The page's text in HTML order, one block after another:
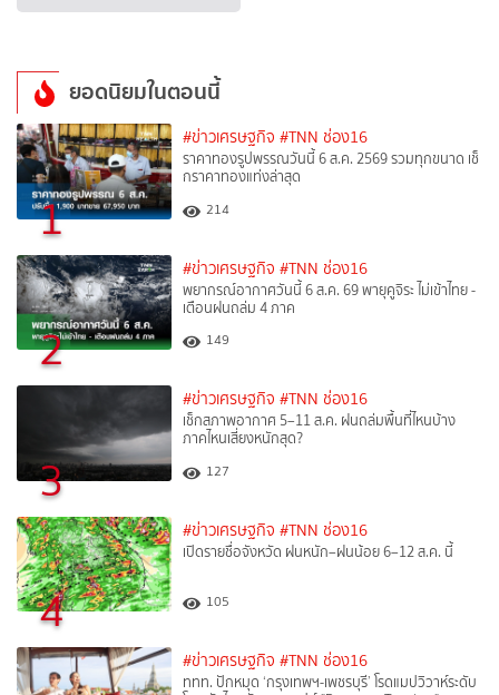
ยอดนิยมในตอนนี้
1
#ข่าวเศรษฐกิจ #TNN ช่อง16
ราคาทองรูปพรรณวันนี้ 6 ส.ค. 2569 รวมทุกขนาด เช็
กราคาทองแท่งล่าสุด
214
2
#ข่าวเศรษฐกิจ #TNN ช่อง16
พยากรณ์อากาศวันนี้ 6 ส.ค. 69 พายุคูจิระ ไม่เข้าไทย -
เตือนฝนถล่ม 4 ภาค
149
3
#ข่าวเศรษฐกิจ #TNN ช่อง16
เช็กสภาพอากาศ 5–11 ส.ค. ฝนถล่มพื้นที่ไหนบ้าง
ภาคไหนเสี่ยงหนักสุด?
127
4
#ข่าวเศรษฐกิจ #TNN ช่อง16
เปิดรายชื่อจังหวัด ฝนหนัก–ฝนน้อย 6–12 ส.ค. นี้
105
#ข่าวเศรษฐกิจ #TNN ช่อง16
ททท. ปักหมุด ‘กรุงเทพฯ-เพชรบุรี’ โรดแมปวิวาห์ระดับ